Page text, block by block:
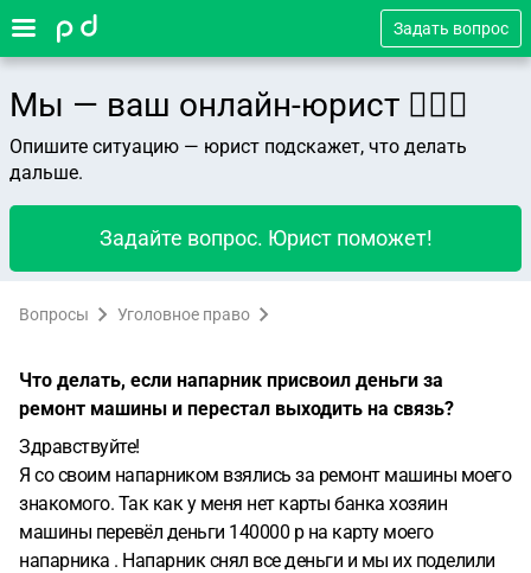
Задать вопрос
Мы — ваш онлайн-юрист 👨🏻‍⚖️
Опишите ситуацию — юрист подскажет, что делать
дальше.
Задайте вопрос. Юрист поможет!
Вопросы Уголовное право
Что делать, если напарник присвоил деньги за
ремонт машины и перестал выходить на связь?
Здравствуйте!
Я со своим напарником взялись за ремонт машины моего
знакомого. Так как у меня нет карты банка хозяин
машины перевёл деньги 140000 р на карту моего
напарника . Напарник снял все деньги и мы их поделили